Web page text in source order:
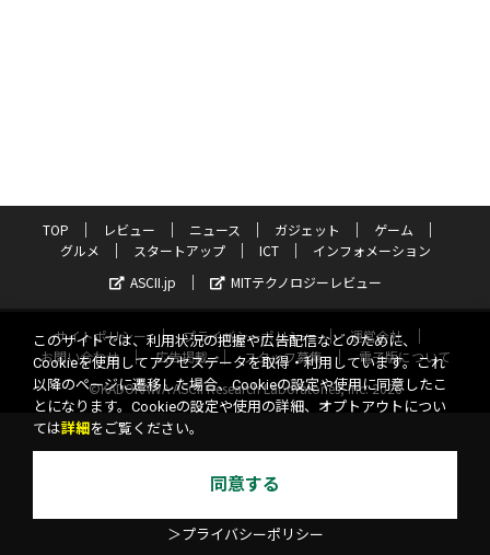
TOP レビュー ニュース ガジェット
ゲーム
グルメ
スタートアップ ICT
インフォメーション
ASCII.jp
MITテクノロジーレビュー
サイトポリシー プライバシーポリシー
運営会社
お問い合わせ
広告掲載 スタッフ募集
電子版について
©KADOKAWA ASCII Research Laboratories, Inc. 2026
このサイトでは、利用状況の把握や広告配信などのために、
Cookieを使用してアクセスデータを取得・利用しています。これ
以降のページに遷移した場合、Cookieの設定や使用に同意したこ
とになります。Cookieの設定や使用の詳細、オプトアウトについ
ては詳細 をご覧ください。
同意する
＞プライバシーポリシー